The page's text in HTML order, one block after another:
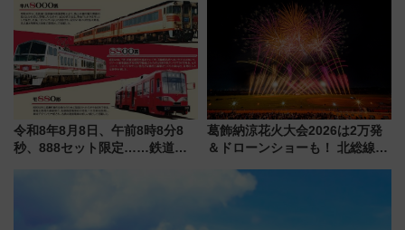
イダー」に注目 2026年夏は所
沢へ遊びに行こう
ーパス」でおトクに道東観光
（8/3発売）
令和8年8月8日、午前8時8分8
秒、888セット限定……鉄道各
葛飾納涼花火大会2026は2万発
＆ドローンショーも！ 北総線を
車、観覧スポット情報と周辺観